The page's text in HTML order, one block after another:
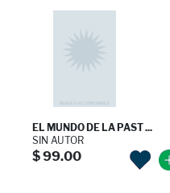
EL MUNDO DE LA PAST ...
SIN AUTOR
$ 99.00